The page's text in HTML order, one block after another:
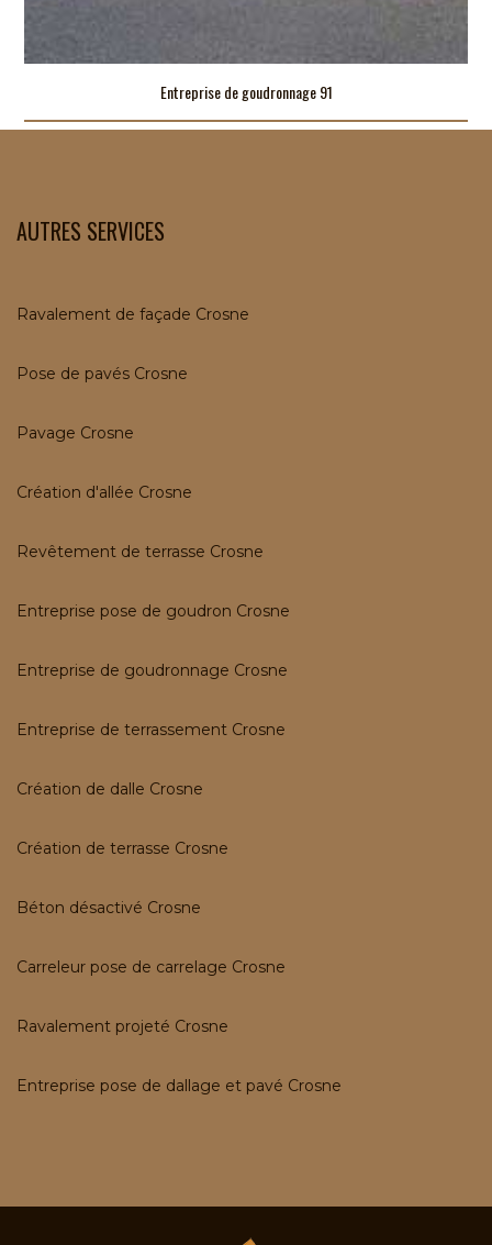
Entreprise de goudronnage 91
AUTRES SERVICES
Ravalement de façade Crosne
Pose de pavés Crosne
Pavage Crosne
Création d'allée Crosne
Revêtement de terrasse Crosne
Entreprise pose de goudron Crosne
Entreprise de goudronnage Crosne
Entreprise de terrassement Crosne
Création de dalle Crosne
Création de terrasse Crosne
Béton désactivé Crosne
Carreleur pose de carrelage Crosne
Ravalement projeté Crosne
Entreprise pose de dallage et pavé Crosne